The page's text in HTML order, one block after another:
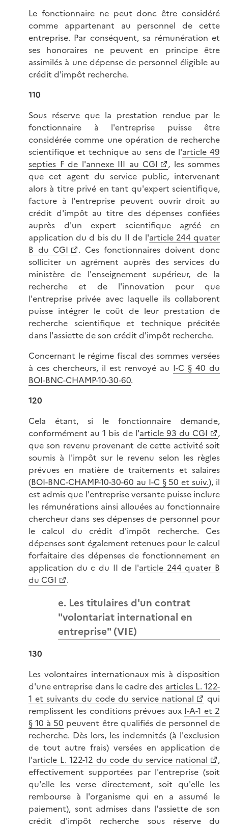
Le fonctionnaire ne peut donc être considéré
comme appartenant au personnel de cette
entreprise. Par conséquent, sa rémunération et
ses honoraires ne peuvent en principe être
assimilés à une dépense de personnel éligible au
crédit d'impôt recherche.
110
Sous réserve que la prestation rendue par le
fonctionnaire à l'entreprise puisse être
considérée comme une opération de recherche
scientifique et technique au sens de l'article 49
septies F de l'annexe III au CGI
, les sommes
que cet agent du service public, intervenant
alors à titre privé en tant qu'expert scientifique,
facture à l'entreprise peuvent ouvrir droit au
crédit d'impôt au titre des dépenses confiées
auprès d'un expert scientifique agréé en
application du d bis du II de l'article 244 quater
B du CGI
. Ces fonctionnaires doivent donc
solliciter un agrément auprès des services du
ministère de l'enseignement supérieur, de la
recherche et de l'innovation pour que
l'entreprise privée avec laquelle ils collaborent
puisse intégrer le coût de leur prestation de
recherche scientifique et technique précitée
dans l'assiette de son crédit d'impôt recherche.
Concernant le régime fiscal des sommes versées
à ces chercheurs, il est renvoyé au I-C § 40 du
BOI-BNC-CHAMP-10-30-60.
120
Cela étant, si le fonctionnaire demande,
conformément au 1 bis de l'article 93 du CGI
,
que son revenu provenant de cette activité soit
soumis à l'impôt sur le revenu selon les règles
prévues en matière de traitements et salaires
(BOI-BNC-CHAMP-10-30-60 au I-C § 50 et suiv.), il
est admis que l'entreprise versante puisse inclure
les rémunérations ainsi allouées au fonctionnaire
chercheur dans ses dépenses de personnel pour
le calcul du crédit d'impôt recherche. Ces
dépenses sont également retenues pour le calcul
forfaitaire des dépenses de fonctionnement en
application du c du II de l'article 244 quater B
du CGI
.
e. Les titulaires d'un contrat
"volontariat international en
entreprise" (VIE)
130
Les volontaires internationaux mis à disposition
d'une entreprise dans le cadre des articles L. 122-
1 et suivants du code du service national
qui
remplissent les conditions prévues aux I-A-1 et 2
§ 10 à 50 peuvent être qualifiés de personnel de
recherche. Dès lors, les indemnités (à l'exclusion
de tout autre frais) versées en application de
l'article L. 122-12 du code du service national
,
effectivement supportées par l'entreprise (soit
qu'elle les verse directement, soit qu'elle les
rembourse à l'organisme qui en a assumé le
paiement), sont admises dans l'assiette de son
crédit d'impôt recherche sous réserve du